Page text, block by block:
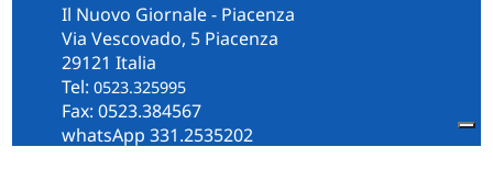
Il Nuovo Giornale - Piacenza
Via Vescovado, 5 Piacenza
29121 Italia
Tel: 0523.325995
Fax: 0523.384567
whatsApp 331.2535202